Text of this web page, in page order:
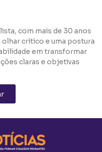
com mais de 30 anos
olhar crítico e uma postura
em transformar
claras e objetivas